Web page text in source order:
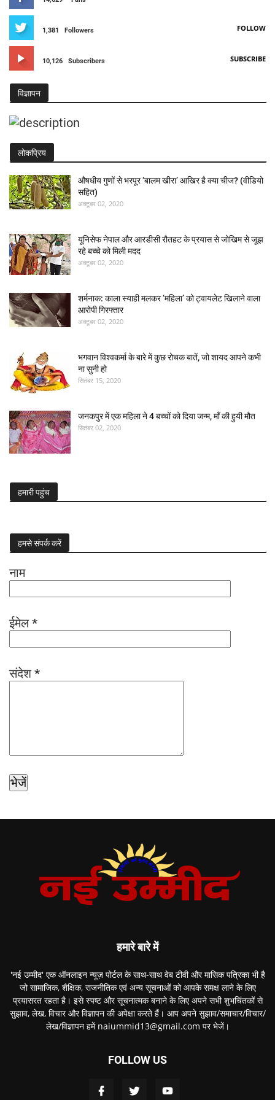
1,381 Followers FOLLOW
10,126 Subscribers SUBSCRIBE
विज्ञापन
लोकप्रिय
औषधीय गुणों से भरपूर ‘बालम खीरा’ आखिर है क्या चीज? (वीडियो
सहित)
अक्टूबर 02, 2020
यूनिसेफ नेपाल और आरडीसी रौतहट के प्रयास से जोखिम से जूझ
रहे बच्चे को मिली मदद
अक्टूबर 02, 2020
शर्मनाक: काला स्याही मलकर ‘महिला’ को ट्वायलेट खिलाने वाला
आरोपी गिरफ्तार
अक्टूबर 02, 2020
भगवान विश्वकर्मा के बारे में कुछ रोचक बातें, जो शायद आपने कभी
ना सुनी हो
सितंबर 15, 2020
जनकपुर में एक महिला ने 4 बच्चों को दिया जन्म, माँ की हुयी मौत
सितंबर 02, 2020
हमारी पहुंच
हमसे संपर्क करें
नाम
ईमेल*
संदेश*
हमारे बारे में
'नई उम्मीद' एक ऑनलाइन न्यूज़ पोर्टल के साथ-साथ वेब टीवी और मासिक पत्रिका भी है
जो सामाजिक, शैक्षिक, राजनीतिक एवं अन्य सूचनाओं को आपके समक्ष लाने के लिए
प्रयासरत रहता है। इसे स्पष्ट और सूचनात्मक बनाने के लिए अपने सभी शुभचिंतकों से
सुझाव, लेख, विचार और विज्ञापन की अपेक्षा करते हैं। आप अपने सुझाव/समाचार/विचार/
लेख/विज्ञापन हमें naiummid13@gmail.com पर भेजें।
FOLLOW US